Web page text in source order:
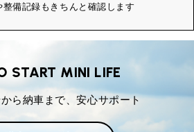
備記録もきちんと確認します
START MINI LIFE
ら納車まで、安心サポート